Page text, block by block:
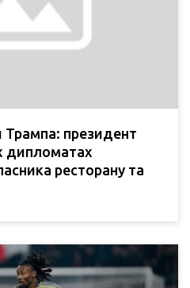
Трампа: президент
дипломатах
ресторану та